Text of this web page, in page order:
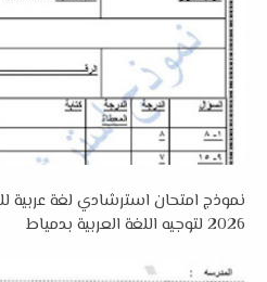
نموذج امتحان استرشادي لغة عربية
2026 لتوجيه اللغة العربية بدمياط